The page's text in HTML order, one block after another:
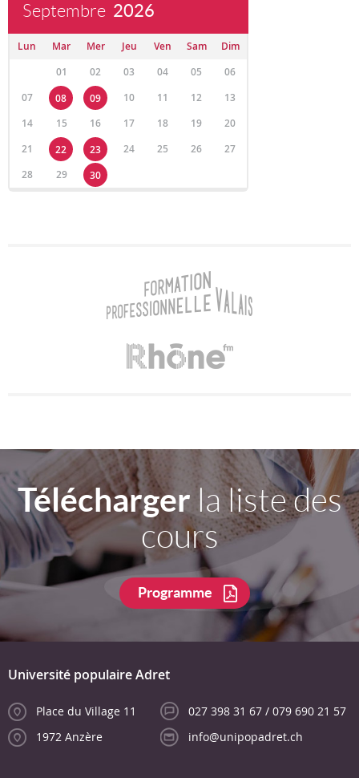
Septembre 2026
Lun Mar Mer Jeu Ven Sam
Dim
01
02 03 04 05
06
07
08 09 10 11 12
13
14
15 16 17 18 19
20
21
22 23 24 25 26
27
28
29 30
Téléchargerla liste des
cours
Programme
Université populaire Adret
Place du Village 11
1972 Anzère
027 398 31 67 / 079 690 21 57
info@unipopadret.ch